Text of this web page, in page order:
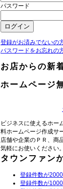
パスワード
登録がお済みでないの
パスワードをお忘れの
お店からの新
ホームページ
ビジネスに使えるホー
料ホームページ作成サ
店舗や企業のＰＲ、商
気軽にお使いください。
タウンファン
登録件数が
登録件数が